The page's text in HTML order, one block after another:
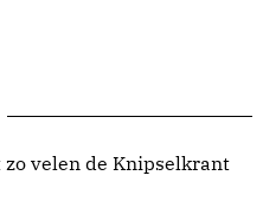
velen de Knipselkrant